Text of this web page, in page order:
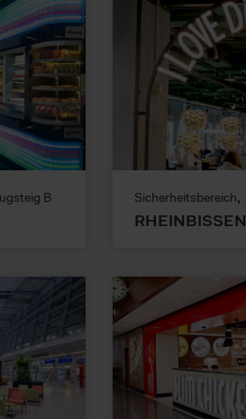
B Sicherheitsbereich
RHEINBISSEN